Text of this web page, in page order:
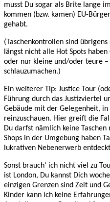
musst Du sogar als Brite lange
kommen (bzw. kamen) EU-
gehabt.
(Taschenkontrollen sind
längst nicht alle Hot Spots
oder nur kleine und/oder teure
schlauzumachen.)
Ein weiterer Tip: Justice Tour
Führung durch das Justizviertel
Gebäude mit der Gelegenheit,
reinzuschauen. Hier greift die
Du darfst nämlich keine
Shops in der Umgebung haben
lukrativen Nebenerwerb
Sonst brauch‘ ich nicht viel zu
ist London, Du kannst Dich
einzigen Grenzen sind Zeit und
Kinder kann ich keine